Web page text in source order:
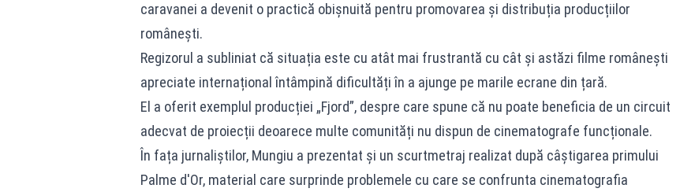
caravanei a devenit o practică obișnuită pentru promovarea și distribuția producțiilor
românești.
Regizorul a subliniat că situația este cu atât mai frustrantă cu cât și astăzi filme românești
apreciate internațional întâmpină dificultăți în a ajunge pe marile ecrane din țară.
El a oferit exemplul producției „Fjord”, despre care spune că nu poate beneficia de un circuit
adecvat de proiecții deoarece multe comunități nu dispun de cinematografe funcționale.
În fața jurnaliștilor, Mungiu a prezentat și un scurtmetraj realizat după câștigarea primului
Palme d'Or, material care surprinde problemele cu care se confrunta cinematografia